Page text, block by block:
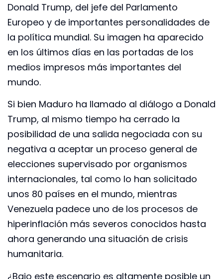
Donald Trump, del jefe del Parlamento
Europeo y de importantes personalidades de
la política mundial. Su imagen ha aparecido
en los últimos días en las portadas de los
medios impresos más importantes del
mundo.
Si bien Maduro ha llamado al diálogo a Donald
Trump, al mismo tiempo ha cerrado la
posibilidad de una salida negociada con su
negativa a aceptar un proceso general de
elecciones supervisado por organismos
internacionales, tal como lo han solicitado
unos 80 países en el mundo, mientras
Venezuela padece uno de los procesos de
hiperinflación más severos conocidos hasta
ahora generando una situación de crisis
humanitaria.
¿Bajo este escenario es altamente posible un